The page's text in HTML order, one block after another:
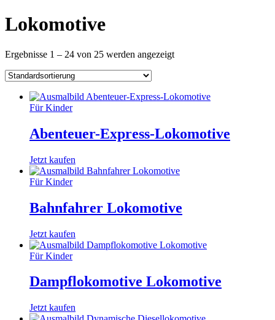
Lokomotive
Ergebnisse 1 – 24 von 25 werden angezeigt
Für Kinder
Abenteuer-Express-Lokomotive
Jetzt kaufen
Für Kinder
Bahnfahrer Lokomotive
Jetzt kaufen
Für Kinder
Dampflokomotive Lokomotive
Jetzt kaufen